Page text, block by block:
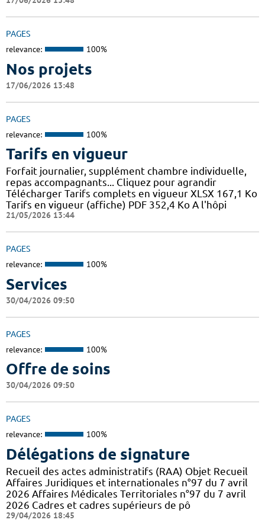
PAGES
relevance: 100%
Nos projets
17/06/2026 13:48
PAGES
relevance: 100%
Tarifs en vigueur
Forfait journalier, supplément chambre individuelle,
repas accompagnants... Cliquez pour agrandir
Télécharger Tarifs complets en vigueur XLSX 167,1 Ko
Tarifs en vigueur (affiche) PDF 352,4 Ko A l'hôpi
21/05/2026 13:44
PAGES
relevance: 100%
Services
30/04/2026 09:50
PAGES
relevance: 100%
Offre de soins
30/04/2026 09:50
PAGES
relevance: 100%
Délégations de signature
Recueil des actes administratifs (RAA) Objet Recueil
Affaires Juridiques et internationales n°97 du 7 avril
2026 Affaires Médicales Territoriales n°97 du 7 avril
2026 Cadres et cadres supérieurs de pô
29/04/2026 18:45